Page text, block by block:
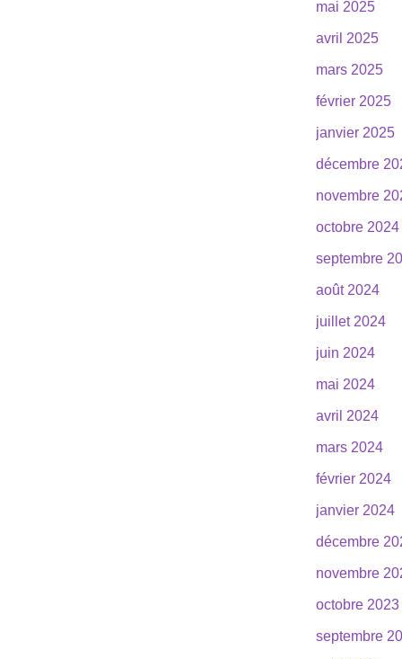
mai 2025
avril 2025
mars 2025
février 2025
janvier 2025
décembre
novembre
octobre 2024
septembre
août 2024
juillet 2024
juin 2024
mai 2024
avril 2024
mars 2024
février 2024
janvier 2024
décembre
novembre
octobre 2023
septembre